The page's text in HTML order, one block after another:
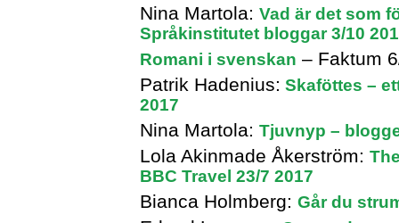
Nina Martola: Vad är det som
Språkinstitutet bloggar 3/10
Romani i svenskan – Faktum
Patrik Hadenius: Skaföttes –
2017
Nina Martola: Tjuvnyp –
Lola Akinmade Åkerström:
BBC Travel 23/7 2017
Bianca Holmberg: Går du